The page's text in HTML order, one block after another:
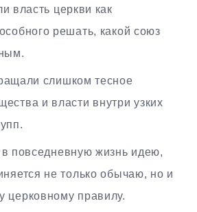
власть церкви как
решать, какой союз
слишком тесное
и власти внутри узких
повседневную жизнь идею,
не только обычаю, но и
церковному правилу.